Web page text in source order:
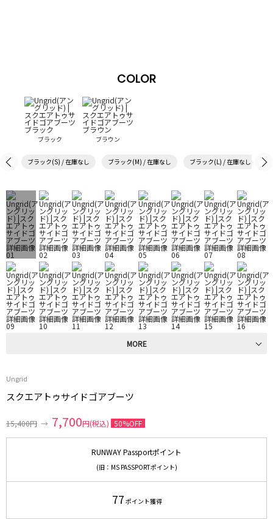
COLOR
ブラック ブラウン
ブラック(S) / 在庫なし ブラック(M) / 在庫なし ブラック(L) / 在庫なし
MORE
Ungrid
スクエアトゥサイドゴアブーツ
15,400円 → 7,700円(税込) 50%OFF
RUNWAY Passportポイント
(旧：MS PASSPORTポイント)
77 ポイント獲得